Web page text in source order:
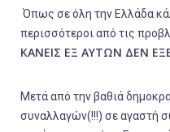
Όπως σε όλη την Ελλάδα
περισσότεροι από τις
ΚΑΝΕΙΣ ΕΞ ΑΥΤΩΝ ΔΕΝ
Μετά από την βαθιά
συναλλαγών(!!!) σε αγαστή